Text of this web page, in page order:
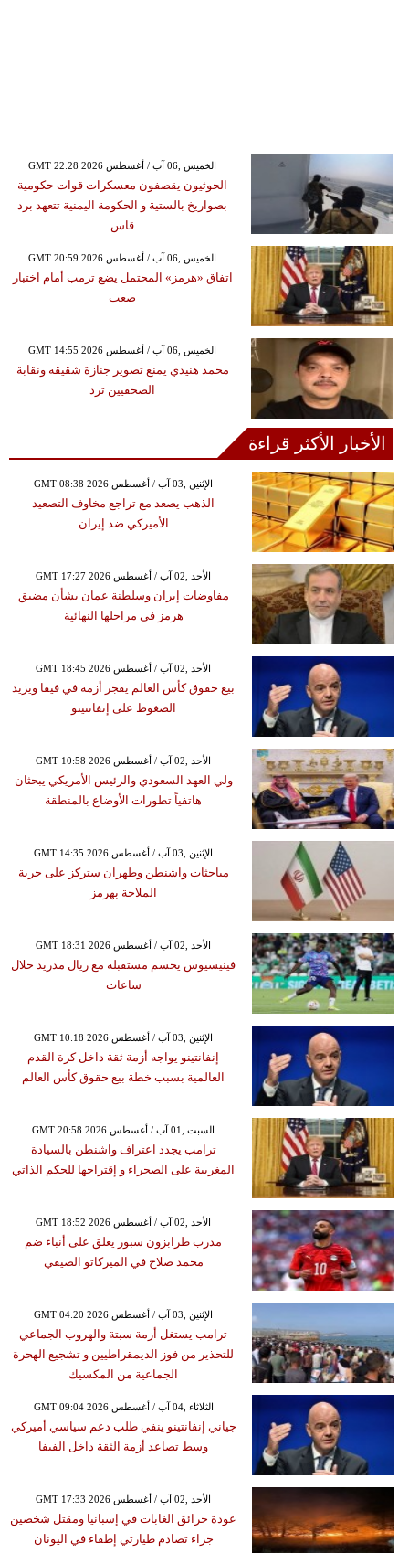
GMT 22:28 2026 الخميس ,06 آب / أغسطس
الحوثيون يقصفون معسكرات قوات حكومية
بصواريخ بالستية و الحكومة اليمنية تتعهد برد
قاس
GMT 20:59 2026 الخميس ,06 آب / أغسطس
اتفاق «هرمز» المحتمل يضع ترمب أمام اختبار
صعب
GMT 14:55 2026 الخميس ,06 آب / أغسطس
محمد هنيدي يمنع تصوير جنازة شقيقه ونقابة
الصحفيين ترد
الأخبار الأكثر قراءة
GMT 08:38 2026 الإثنين ,03 آب / أغسطس
الذهب يصعد مع تراجع مخاوف التصعيد
الأميركي ضد إيران
GMT 17:27 2026 الأحد ,02 آب / أغسطس
مفاوضات إيران وسلطنة عمان بشأن مضيق
هرمز في مراحلها النهائية
GMT 18:45 2026 الأحد ,02 آب / أغسطس
بيع حقوق كأس العالم يفجر أزمة في فيفا ويزيد
الضغوط على إنفانتينو
GMT 10:58 2026 الأحد ,02 آب / أغسطس
ولي العهد السعودي والرئيس الأمريكي يبحثان
هاتفياً تطورات الأوضاع بالمنطقة
GMT 14:35 2026 الإثنين ,03 آب / أغسطس
مباحثات واشنطن وطهران ستركز على حرية
الملاحة بهرمز
GMT 18:31 2026 الأحد ,02 آب / أغسطس
فينيسيوس يحسم مستقبله مع ريال مدريد خلال
ساعات
GMT 10:18 2026 الإثنين ,03 آب / أغسطس
إنفانتينو يواجه أزمة ثقة داخل كرة القدم
العالمية بسبب خطة بيع حقوق كأس العالم
GMT 20:58 2026 السبت ,01 آب / أغسطس
ترامب يجدد اعتراف واشنطن بالسيادة
المغربية على الصحراء و إقتراحها للحكم الذاتي
GMT 18:52 2026 الأحد ,02 آب / أغسطس
مدرب طرابزون سبور يعلق على أنباء ضم
محمد صلاح في الميركاتو الصيفي
GMT 04:20 2026 الإثنين ,03 آب / أغسطس
ترامب يستغل أزمة سبتة والهروب الجماعي
للتحذير من فوز الديمقراطيين و تشجيع الهحرة
الجماعية من المكسيك
GMT 09:04 2026 الثلاثاء ,04 آب / أغسطس
جياني إنفانتينو ينفي طلب دعم سياسي أميركي
وسط تصاعد أزمة الثقة داخل الفيفا
GMT 17:33 2026 الأحد ,02 آب / أغسطس
عودة حرائق الغابات في إسبانيا ومقتل شخصين
جراء تصادم طيارتي إطفاء في اليونان